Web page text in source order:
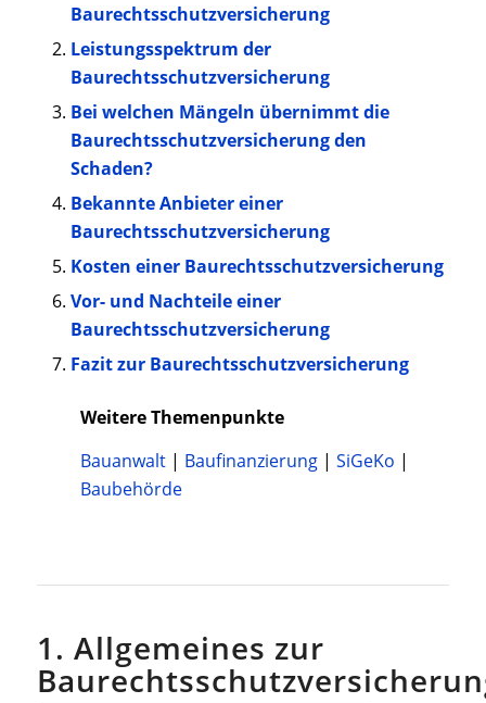
Baurechtsschutzversicherung
Leistungsspektrum der
Baurechtsschutzversicherung
Bei welchen Mängeln übernimmt die
Baurechtsschutzversicherung den
Schaden?
Bekannte Anbieter einer
Baurechtsschutzversicherung
Kosten einer Baurechtsschutzversicherung
Vor- und Nachteile einer
Baurechtsschutzversicherung
Fazit zur Baurechtsschutzversicherung
Weitere Themenpunkte
Bauanwalt| Baufinanzierung| SiGeKo |
Baubehörde
1. Allgemeines zur